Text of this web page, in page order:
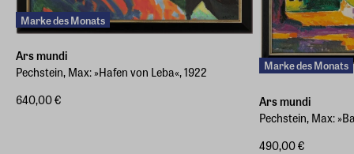
Marke des Monats
Ars mundi
Pechstein, Max: »Hafen von Leba«, 1922
640,00 €
Marke des Monats
Ars mundi
Pechstein, Max:
490,00 €